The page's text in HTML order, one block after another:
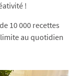
!
10 000 recettes
au quotidien